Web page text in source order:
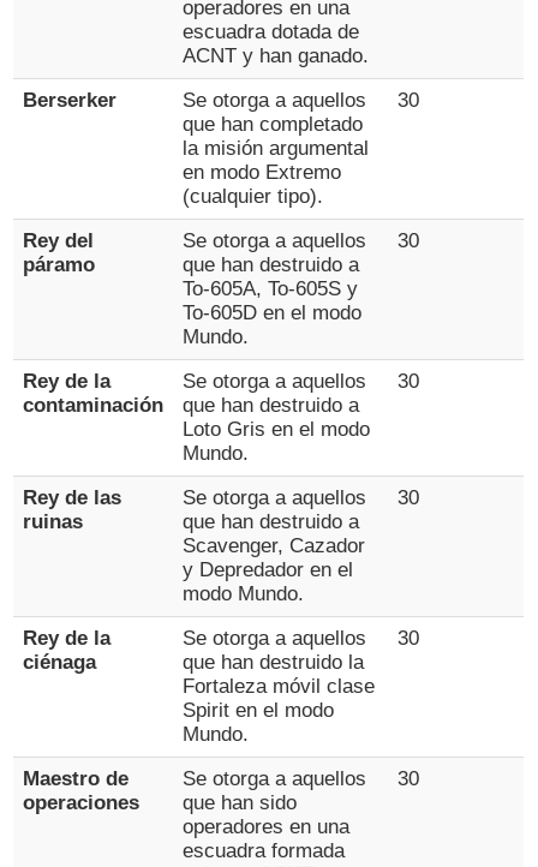
operadores en una
escuadra dotada de
ACNT y han ganado.
Berserker
Se otorga a aquellos
que han completado
la misión argumental
en modo Extremo
(cualquier tipo).
30
Rey del
páramo
Se otorga a aquellos
que han destruido a
To-605A, To-605S y
To-605D en el modo
Mundo.
30
Rey de la
contaminación
Se otorga a aquellos
que han destruido a
Loto Gris en el modo
Mundo.
30
Rey de las
ruinas
Se otorga a aquellos
que han destruido a
Scavenger, Cazador
y Depredador en el
modo Mundo.
30
Rey de la
ciénaga
Se otorga a aquellos
que han destruido la
Fortaleza móvil clase
Spirit en el modo
Mundo.
30
Maestro de
operaciones
Se otorga a aquellos
que han sido
operadores en una
escuadra formada
30